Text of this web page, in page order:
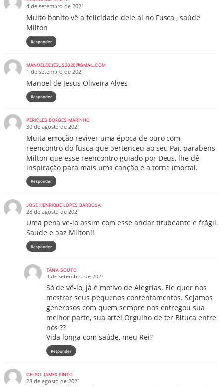
4 de setembro de 2021
Muito bonito vê a felicidade dele aí no Fusca , saúde
Milton
Responder
MANOELDEJESUS2020@GMAIL.COM
1 de setembro de 2021
Manoel de Jesus Oliveira Alves
Responder
PÉRICLES BORGES MARINHO
30 de agosto de 2021
Muita emoção reviver uma época de ouro com
reencontro do fusca que pertenceu ao seu Pai, parabens
Milton que esse reencontro guiado por Deus, lhe dê
inspiração para mais uma canção e a torne imortal.
Responder
JOSE HENRIQUE LOPES BARBOSA
28 de agosto de 2021
Uma pena ve-lo assim com esse andar titubeante e frágil.
Saude e paz Milton!!
Responder
TÂNIA SOUTO
3 de setembro de 2021
Só de vê-lo, já é motivo de Alegrias. Ele quer nos
mostrar seus pequenos contentamentos. Sejamos
generosos com quem sempre nos entregou sua
melhor parte, sua arte! Orgulho de ter Bituca entre
nós ??
Vida longa com saúde, meu Rei?
Responder
CELSO JAMES PINTO
28 de agosto de 2021